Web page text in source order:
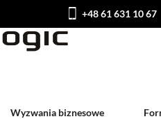
+48 61 631 10 67
Wyzwania biznesowe